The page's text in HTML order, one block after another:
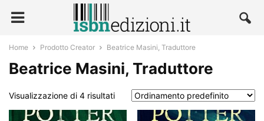
Home Prodotto Creator Beatrice Masini, Traduttore
Beatrice Masini, Traduttore
Visualizzazione di 4 risultati